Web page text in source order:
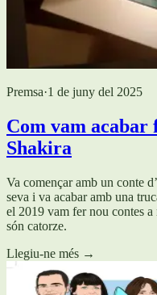
Premsa·1 de juny del 2025
Com vam acabar
Shakira
Va començar amb un conte
seva i va acabar amb una
el 2019 vam fer nou contes
són catorze.
Llegiu-ne més →